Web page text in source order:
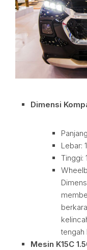
Dimensi
Lebar:
Tinggi:
tengah
Mesin K15C